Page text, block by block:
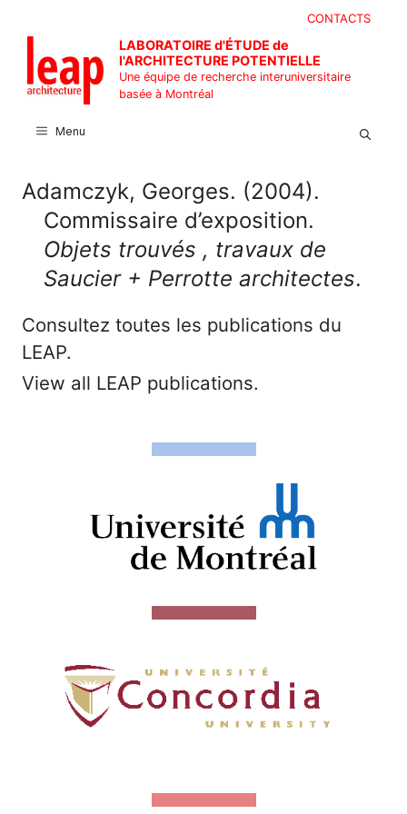
contenu
CONTACTS
LABORATOIRE d'ÉTUDE de
l'ARCHITECTURE POTENTIELLE
Une équipe de recherche interuniversitaire
basée à Montréal
Menu
Adamczyk, Georges. (2004).
Commissaire d’exposition.
Objets trouvés , travaux de
Saucier + Perrotte architectes.
Consultez toutes les publications du
LEAP.
View all LEAP publications.